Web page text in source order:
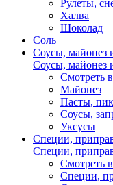
Рулеты,
Халва
Шоколад
Соль
Соусы, майонез
Соусы, майонез
Смотреть
Майонез
Пасты,
Соусы,
Уксусы
Специи,
Специи,
Смотреть
Специи,